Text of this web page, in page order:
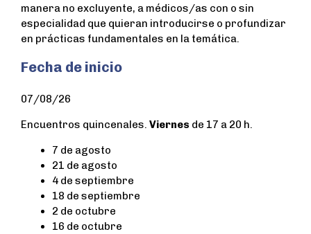
manera no excluyente, a médicos/as con o sin
especialidad que quieran introducirse o profundizar
en prácticas fundamentales en la temática.
Fecha de inicio
07/08/26
Encuentros quincenales. Viernes de 17 a 20 h.
7 de agosto
21 de agosto
4 de septiembre
18 de septiembre
2 de octubre
16 de octubre